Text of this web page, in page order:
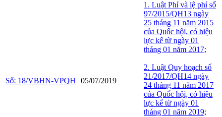
Số: 18/VBHN-VPQH 05/07/2019
1. Luật Phí và lệ phí số
97/2015/QH13 ngày
25 tháng 11 năm 2015
của Quốc hội, có hiệu
lực kể từ ngày 01
tháng 01 năm 2017;
2. Luật Quy hoạch số
21/2017/QH14 ngày
24 tháng 11 năm 2017
của Quốc hội, có hiệu
lực kể từ ngày 01
tháng 01 năm 2019;